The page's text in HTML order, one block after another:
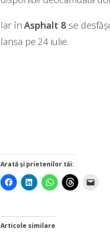
Iar înAsphalt 8 se
lansa pe 24 iulie.
Arată și prietenilor tăi:
Articole similare